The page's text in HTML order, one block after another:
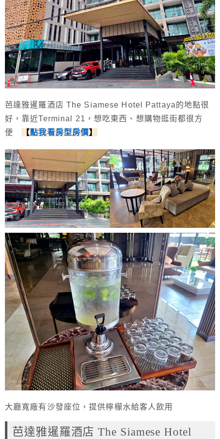
芭達雅暹羅酒店 The Siamese Hotel Pattaya的地點很
好，靠近Terminal 21，想吃東西、想購物逛街都很方
便
【點我看房型房價】
大廳寬廠有沙發座位，提供檸檬水給客人飲用
芭達雅暹羅酒店 The Siamese Hotel